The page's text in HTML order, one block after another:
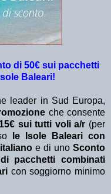
di 50€ sui pacchetti
Baleari!
leader in Sud Europa,
che consente
sui tutti voli a/r (per
le Isole Baleari con
e di uno Sconto
pacchetti combinati
con soggiorno minimo